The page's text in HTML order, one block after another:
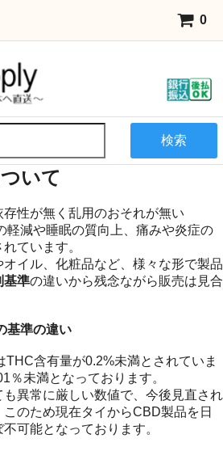
0
検索
いて
性が無く乱用のおそれが無い
軽減や睡眠の質向上、痛みや炎症の
ています。
イル、化粧品など、様々な形で製品
基準の違いから残念ながら販売は見合
基準の違い
THC含有量が0.2%未満とされていま
％未満となっております。
異常に厳しい数値で、今後見直され
のため現在タイからCBD製品を日
可能となっております。